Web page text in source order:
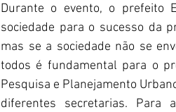
Durante o evento, o prefeito
sociedade para o sucesso da
mas se a sociedade não se
todos é fundamental para o
Pesquisa e Planejamento
diferentes secretarias. Para